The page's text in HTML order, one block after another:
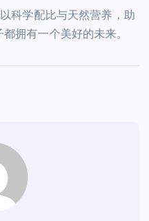
科学配比与天然营养，助
拥有一个美好的未来。